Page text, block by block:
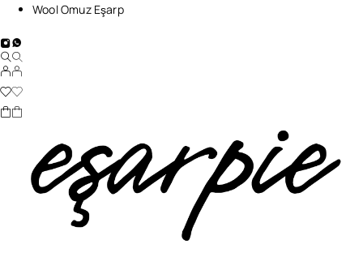
Wool Omuz Eşarp